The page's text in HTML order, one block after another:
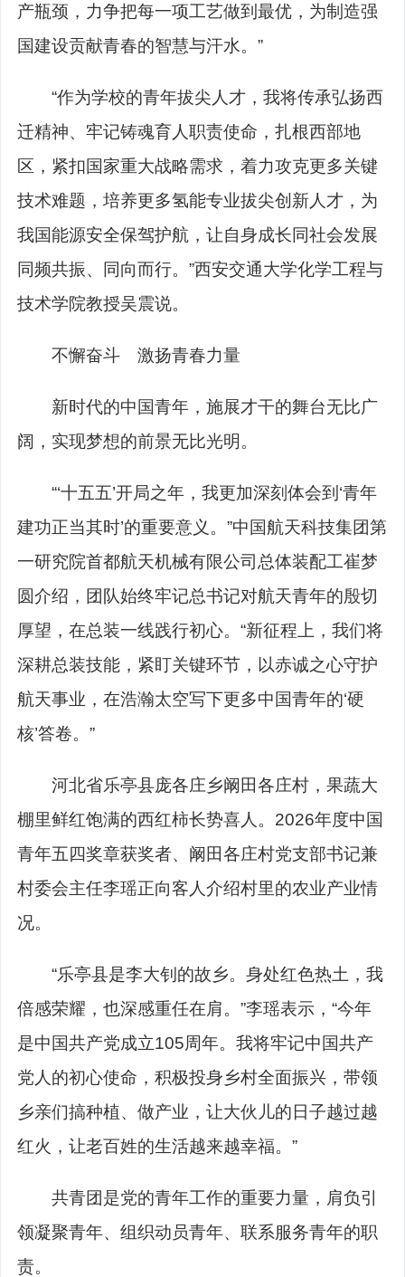
产瓶颈，力争把每一项工艺做到最优，为制造强
国建设贡献青春的智慧与汗水。”
“作为学校的青年拔尖人才，我将传承弘扬西
迁精神、牢记铸魂育人职责使命，扎根西部地
区，紧扣国家重大战略需求，着力攻克更多关键
技术难题，培养更多氢能专业拔尖创新人才，为
我国能源安全保驾护航，让自身成长同社会发展
同频共振、同向而行。”西安交通大学化学工程与
技术学院教授吴震说。
不懈奋斗 激扬青春力量
新时代的中国青年，施展才干的舞台无比广
阔，实现梦想的前景无比光明。
“‘十五五’开局之年，我更加深刻体会到‘青年
建功正当其时’的重要意义。”中国航天科技集团第
一研究院首都航天机械有限公司总体装配工崔梦
圆介绍，团队始终牢记总书记对航天青年的殷切
厚望，在总装一线践行初心。“新征程上，我们将
深耕总装技能，紧盯关键环节，以赤诚之心守护
航天事业，在浩瀚太空写下更多中国青年的‘硬
核’答卷。”
河北省乐亭县庞各庄乡阚田各庄村，果蔬大
棚里鲜红饱满的西红柿长势喜人。2026年度中国
青年五四奖章获奖者、阚田各庄村党支部书记兼
村委会主任李瑶正向客人介绍村里的农业产业情
况。
“乐亭县是李大钊的故乡。身处红色热土，我
倍感荣耀，也深感重任在肩。”李瑶表示，“今年
是中国共产党成立105周年。我将牢记中国共产
党人的初心使命，积极投身乡村全面振兴，带领
乡亲们搞种植、做产业，让大伙儿的日子越过越
红火，让老百姓的生活越来越幸福。”
共青团是党的青年工作的重要力量，肩负引
领凝聚青年、组织动员青年、联系服务青年的职
责。